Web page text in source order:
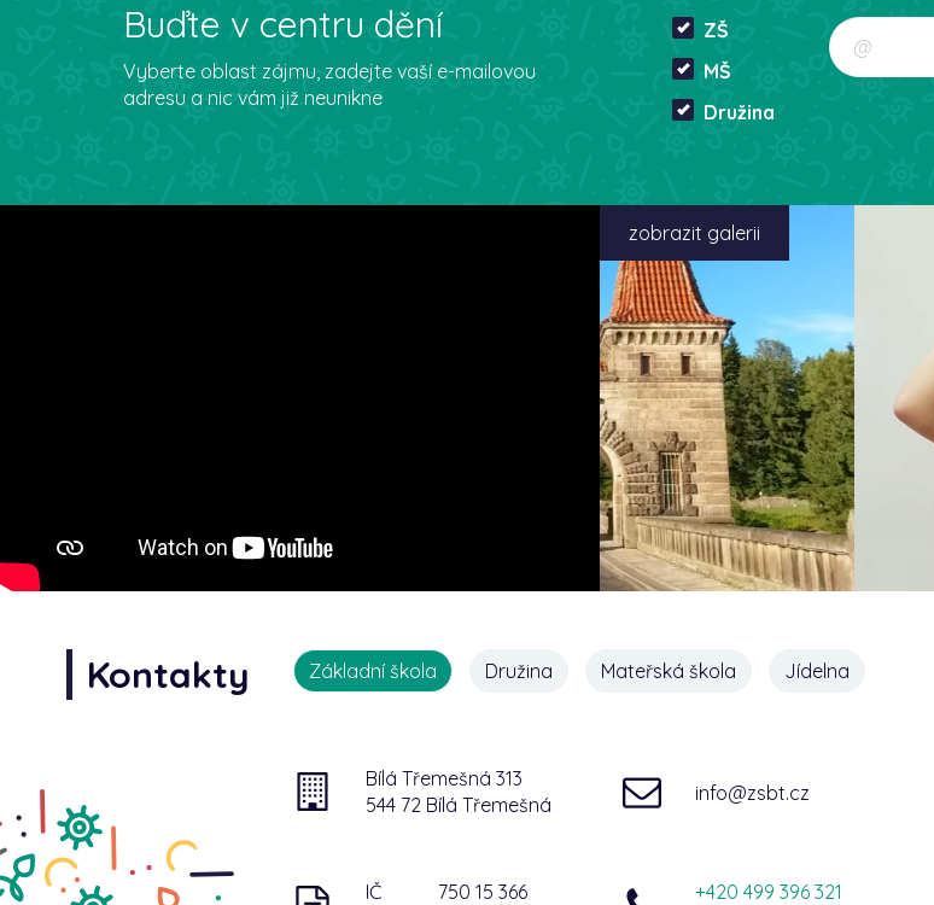
Buďte v centru dění
Vyberte oblast zájmu, zadejte vaší e-mailovou
adresu a nic vám již neunikne
ZŠ
MŠ
Družina
zobrazit galerii
Kontakty Základní škola Družina Mateřská škola Jídelna
Bílá Třemešná 313
544 72 Bílá Třemešná
info@zsbt.cz
IČ
750 15 366
+420 499 396 321